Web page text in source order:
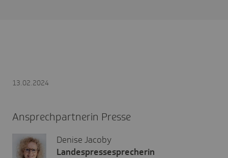
13.02.2024
Ansprechpartnerin Presse
Denise Jacoby
Landespressesprecherin